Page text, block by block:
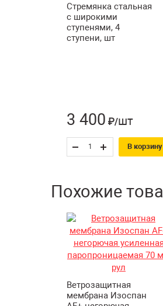
Стремянка стальная
с широкими
ступенями, 4
ступени, шт
3 400 ₽/шт
В корзину
Похожие
Ветрозащитная
мембрана Изоспан